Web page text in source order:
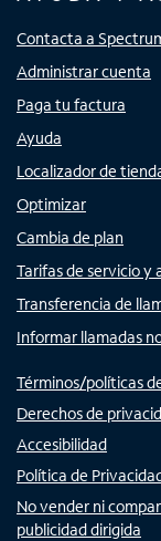
Contacta a
Administrar cuenta
Paga tu factura
Ayuda
Localizador de
Optimizar
Cambia de plan
Tarifas de servicio y
Transferencia de
Informar llamadas
Términos/políticas
Derechos de
Accesibilidad
Política de
No vender ni
publicidad dirigida